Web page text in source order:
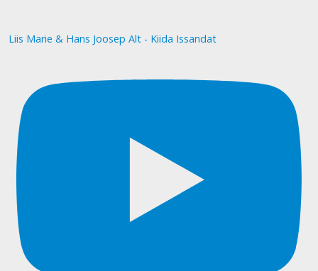
Liis Marie & Hans Joosep Alt - Kiida Issandat